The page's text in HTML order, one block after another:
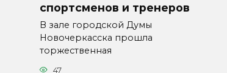
спортсменов и тренеров
В зале городской Думы
Новочеркасска прошла
торжественная
47